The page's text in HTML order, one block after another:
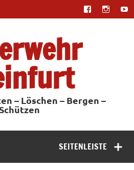
– Löschen – Bergen –
Schützen
SEITENLEISTE